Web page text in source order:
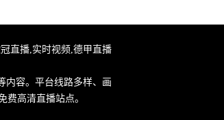
直播,实时视频,德甲直播
内容。平台线路多样、画
高清直播站点。